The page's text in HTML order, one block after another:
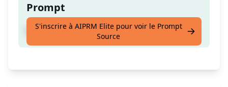
Prompt
Rendez votre code trop beau pour être vrai...
S'inscrire à AIPRM Elite pour voir le Prompt
Source